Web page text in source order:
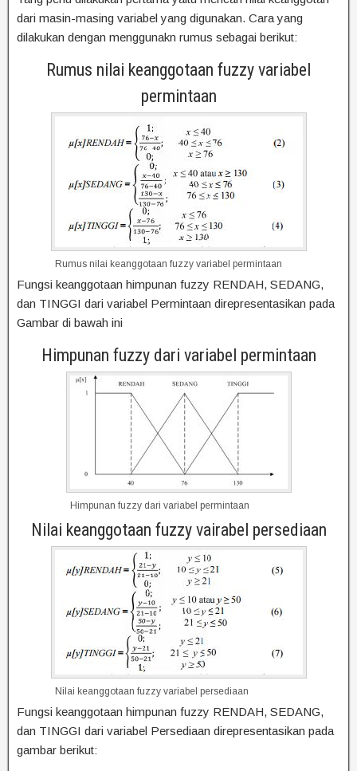
dari masin-masing variabel yang digunakan. Cara yang
dilakukan dengan menggunakn rumus sebagai berikut:
Rumus nilai keanggotaan fuzzy variabel
permintaan
Rumus nilai keanggotaan fuzzy variabel permintaan
Fungsi keanggotaan himpunan fuzzy RENDAH, SEDANG,
dan TINGGI dari variabel Permintaan direpresentasikan pada
Gambar di bawah ini
Himpunan fuzzy dari variabel permintaan
Himpunan fuzzy dari variabel permintaan
Nilai keanggotaan fuzzy vairabel persediaan
Nilai keanggotaan fuzzy variabel persediaan
Fungsi keanggotaan himpunan fuzzy RENDAH, SEDANG,
dan TINGGI dari variabel Persediaan direpresentasikan pada
gambar berikut: